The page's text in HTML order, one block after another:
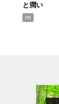
と潤い
PR